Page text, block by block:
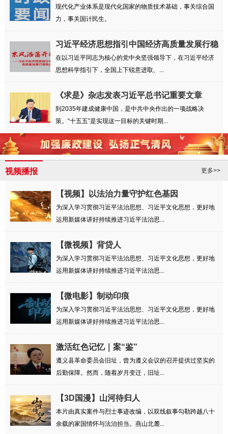
业...
现代化产业体系是现代化国家的物质技术基础，事关综合国
力，事关国计民生。
习近平经济思想指引中国经济高质量发展行稳
致远
在以习近平同志为核心的党中央坚强领导下，在习近平经济
思想科学指引下，全国上下锐意进取、...
《求是》杂志发表习近平总书记重要文章
到2035年建成健康中国，是中共中央作出的一项战略决
策。“十五五”是实现这一目标的关键时期...
视频播报 更多>>
【视频】以法治力量守护红色基因
为深入学习贯彻习近平法治思想、习近平文化思想，更好地
运用新媒体讲好持续推进习近平法治思...
【微视频】背贷人
为深入学习贯彻习近平法治思想、习近平文化思想，更好地
运用新媒体讲好持续推进习近平法治思...
【微电影】制动印痕
为深入学习贯彻习近平法治思想、习近平文化思想，更好地
运用新媒体讲好持续推进习近平法治思...
激活红色记忆｜案“鉴”
遵义县革命委员会旧址，曾为遵义会议的召开提供过坚实的
后勤保障。然而，随着岁月变迁，旧址...
【3D国漫】山河待归人
本片由真实案件与烈士事迹改编，以双线叙事勾勒跨越八十
余载的家国情怀与法治担当。燕山北麓...